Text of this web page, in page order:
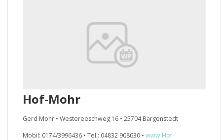
Hof-Mohr
Gerd Mohr • Westereeschweg 16 • 25704 Bargenstedt
Mobil: 0174/3996436 • Tel.: 04832 908630 • www.Hof-